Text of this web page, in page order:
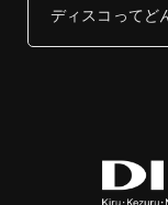
ディスコってど